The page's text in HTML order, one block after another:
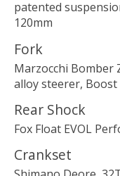
patented
120mm
Fork
Marzocchi Bomber
alloy steerer, Boost
Rear Shock
Fox Float EVOL
Crankset